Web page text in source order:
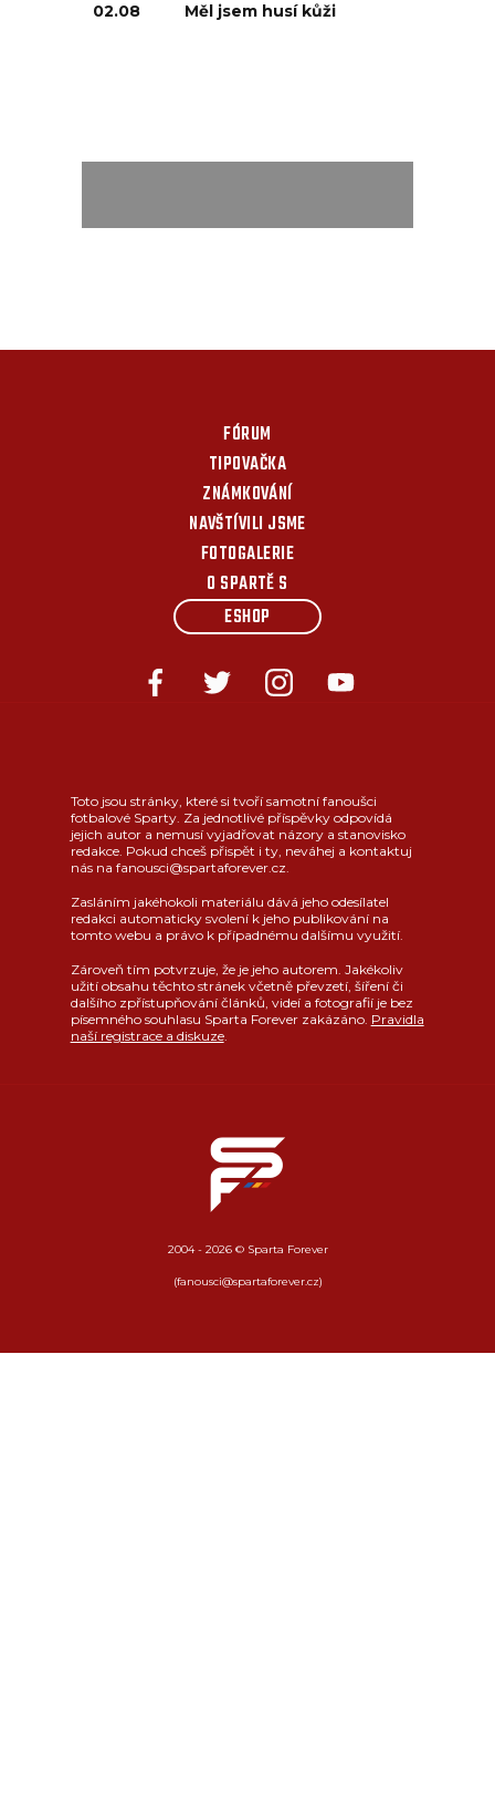
02.08 Měl jsem husí kůži
FÓRUM
TIPOVAČKA
ZNÁMKOVÁNÍ
NAVŠTÍVILI JSME
FOTOGALERIE
O SPARTĚ S
ESHOP
Toto jsou stránky, které si tvoří samotní fanoušci
fotbalové Sparty. Za jednotlivé příspěvky odpovídá
jejich autor a nemusí vyjadřovat názory a stanovisko
redakce. Pokud chceš přispět i ty, neváhej a kontaktuj
nás na fanousci@spartaforever.cz.
Zasláním jakéhokoli materiálu dává jeho odesílatel
redakci automaticky svolení k jeho publikování na
tomto webu a právo k případnému dalšímu využití.
Zároveň tím potvrzuje, že je jeho autorem. Jakékoliv
užití obsahu těchto stránek včetně převzetí, šíření či
dalšího zpřístupňování článků, videí a fotografií je bez
písemného souhlasu Sparta Forever zakázáno. Pravidla
naší registrace a diskuze.
2004 - 2026 © Sparta Forever
(fanousci@spartaforever.cz)